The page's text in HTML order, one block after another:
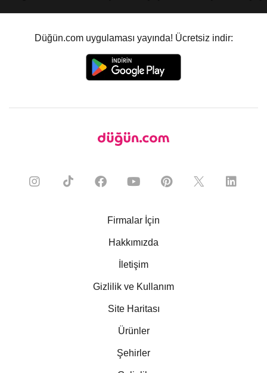
Düğün.com uygulaması yayında! Ücretsiz indir:
Firmalar İçin
Hakkımızda
İletişim
Gizlilik ve Kullanım
Site Haritası
Ürünler
Şehirler